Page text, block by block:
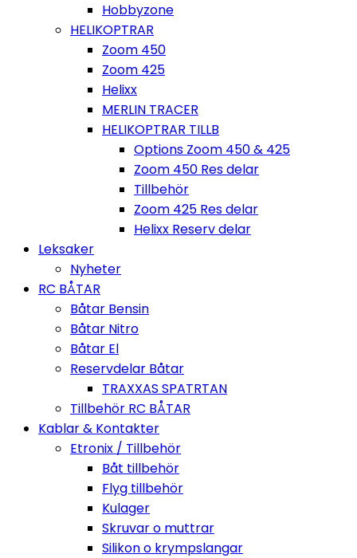
Hobbyzone
HELIKOPTRAR
Zoom 450
Zoom 425
Helixx
MERLIN TRACER
HELIKOPTRAR TILLB
Options Zoom 450 & 425
Zoom 450 Res delar
Tillbehör
Zoom 425 Res delar
Helixx Reserv delar
Leksaker
Nyheter
RC BÅTAR
Båtar Bensin
Båtar Nitro
Båtar El
Reservdelar Båtar
TRAXXAS SPATRTAN
Tillbehör RC BÅTAR
Kablar & Kontakter
Etronix / Tillbehör
Båt tillbehör
Flyg tillbehör
Kulager
Skruvar o muttrar
Silikon o krympslangar